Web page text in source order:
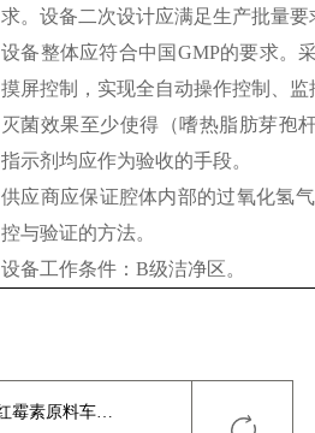
求。设备二次设计应满足生产批量要
设备整体应符合中国 GMP的要求。
摸屏控制，实现全自动操作控制、
灭菌效果至少使得（嗜热脂肪芽孢
指示剂均应作为验收的手段。
供应商应保证腔体内部的过氧化氢
控与验证的方法。
设备工作条件： B级洁净区。